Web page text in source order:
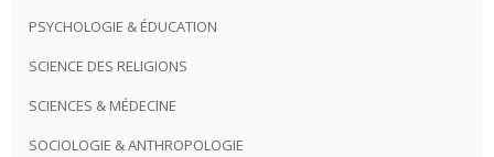
PSYCHOLOGIE & ÉDUCATION
SCIENCE DES RELIGIONS
SCIENCES & MÉDECINE
SOCIOLOGIE & ANTHROPOLOGIE